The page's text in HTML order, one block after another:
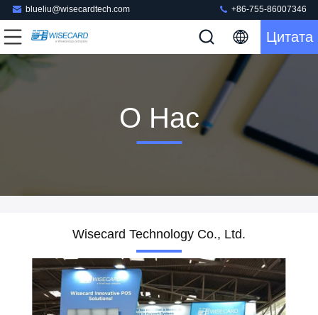
blueliu@wisecardtech.com +86-755-86007346
Цитата
О Нас
Wisecard Technology Co., Ltd.